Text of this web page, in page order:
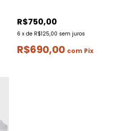
R$750,00
6 x de R$125,00 sem juros
R$690,00 com Pix